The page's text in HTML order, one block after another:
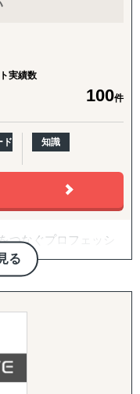
ていない」
かい粒度で分析した
きない」
ョニング戦略が定ま
な規制を把握するの
チャネルを見つけ出
信頼できるサプライ
きていない」
、ミクロ的視点から
業判断が下せるの
】
に・何を・どうやっ
ハウが社内にない
う探せばよいかわか
出品・運用のノウ
社内にいない
・戦略策定から、EC
。情報提供にとどま
実際に売れる状態」
実績数
100件
ド 知識
る
つなぐプロフェッシ
通じて人と人をつな
ぶ架け橋として2015
ービスで、
に導いてきました。